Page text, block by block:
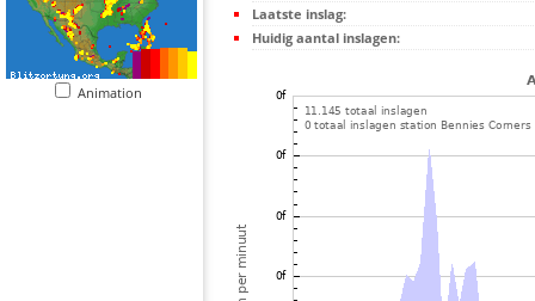
Animation
Laatste inslag:
Huidig aantal inslagen: